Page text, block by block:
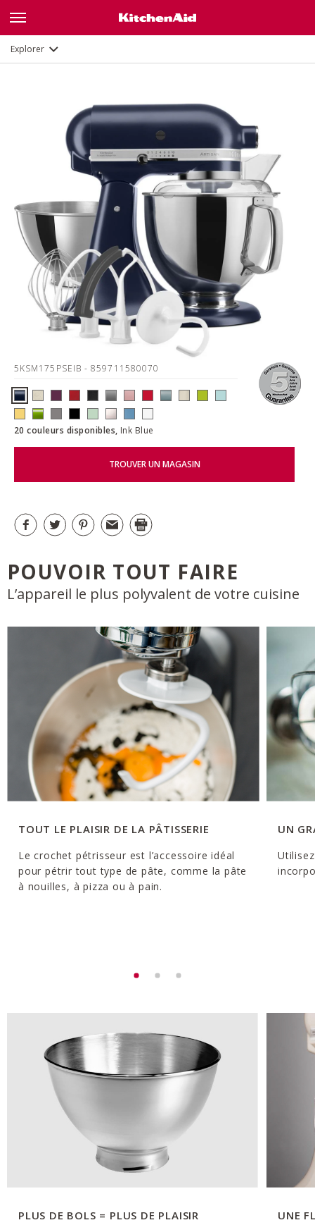
Explorer
5KSM175PSEIB- 859711580070
20 couleurs disponibles, Ink Blue
TROUVER UN MAGASIN
POUVOIR TOUT FAIRE
L’appareil le plus polyvalent de votre cuisine
TOUT LE PLAISIR DE LA PÂTISSERIE
Le crochet pétrisseur est l’accessoire idéal
pour pétrir tout type de pâte, comme la pâte
à nouilles, à pizza ou à pain.
UN
PLUS DE BOLS = PLUS DE PLAISIR UNE